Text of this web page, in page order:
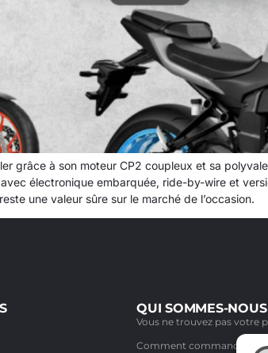
grâce à son moteur CP2 coupleux et sa
électronique embarquée, ride-by-wire et
une valeur sûre sur le marché de l’occasion.
QUI SOMMES-
Vous ne trouvez pas votre
Comment commander ?